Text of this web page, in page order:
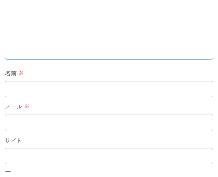
名前 ※
メール ※
サイト